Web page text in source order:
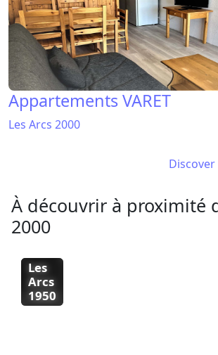
Appartements VARET
Les Arcs 2000
À découvrir à proximité
2000
Les
Arcs
Les
Arcs
1800
Les
Arcs
1600
Les
Arcs
1950